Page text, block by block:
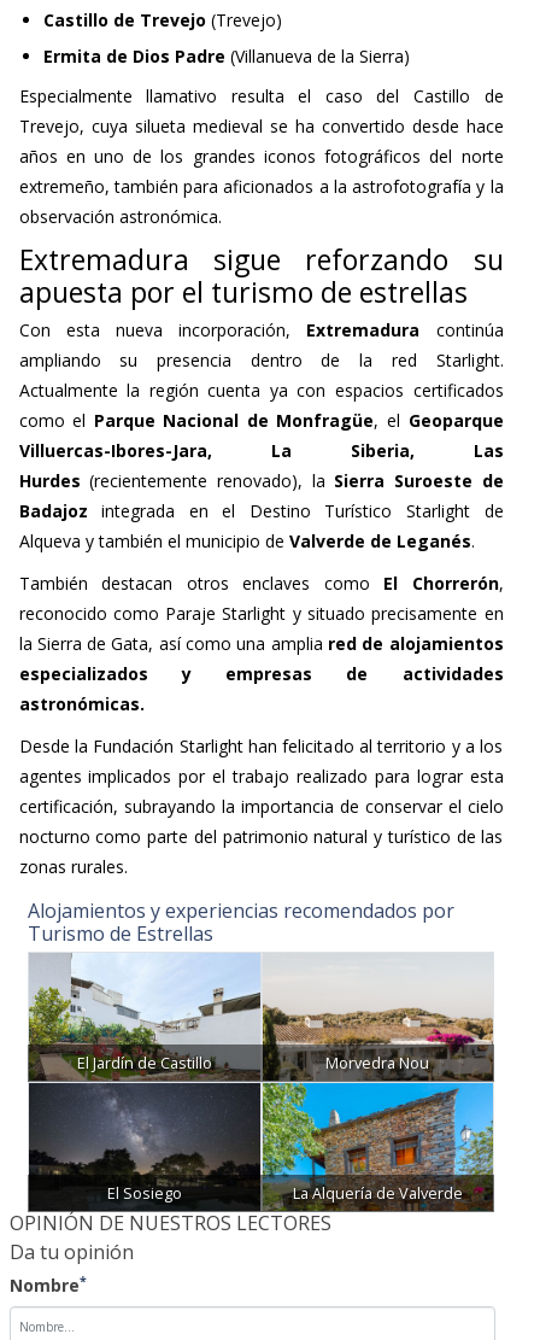
Castillo de Trevejo (Trevejo)
Ermita de Dios Padre (Villanueva de la Sierra)
Especialmente llamativo resulta el caso del Castillo de
Trevejo, cuya silueta medieval se ha convertido desde hace
años en uno de los grandes iconos fotográficos del norte
extremeño, también para aficionados a la astrofotografía y la
observación astronómica.
Extremadura sigue reforzando su
apuesta por el turismo de estrellas
Con esta nueva incorporación, Extremadura continúa
ampliando su presencia dentro de la red Starlight.
Actualmente la región cuenta ya con espacios certificados
como el Parque Nacional de Monfragüe, el Geoparque
Villuercas-Ibores-Jara, La Siberia, Las
Hurdes (recientemente renovado), la Sierra Suroeste de
Badajoz integrada en el Destino Turístico Starlight de
Alqueva y también el municipio de Valverde de Leganés.
También destacan otros enclaves como El Chorrerón,
reconocido como Paraje Starlight y situado precisamente en
la Sierra de Gata, así como una amplia red de alojamientos
especializados y empresas de actividades
astronómicas.
Desde la Fundación Starlight han felicitado al territorio y a los
agentes implicados por el trabajo realizado para lograr esta
certificación, subrayando la importancia de conservar el cielo
nocturno como parte del patrimonio natural y turístico de las
zonas rurales.
Alojamientos y experiencias recomendados por
Turismo de Estrellas
El Jardín de Castillo Morvedra Nou
El Sosiego La Alquería de Valverde
OPINIÓN DE NUESTROS LECTORES
Da tu opinión
Nombre*